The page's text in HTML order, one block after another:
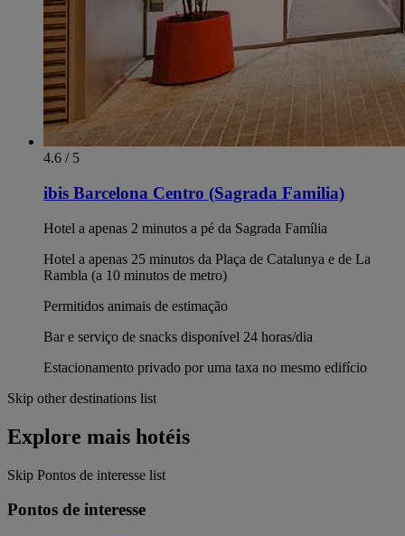
4.6 / 5
ibis Barcelona Centro (Sagrada Familia)
Hotel a apenas 2 minutos a pé da Sagrada Família
Hotel a apenas 25 minutos da Plaça de Catalunya e de La
Rambla (a 10 minutos de metro)
Permitidos animais de estimação
Bar e serviço de snacks disponível 24 horas/dia
Estacionamento privado por uma taxa no mesmo edifício
Skip other destinations list
Explore mais hotéis
Skip Pontos de interesse list
Pontos de interesse